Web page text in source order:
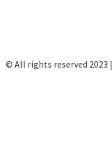
© All rights reserved 2023 |